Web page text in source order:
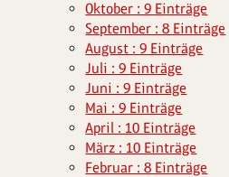
Oktober : 9 Einträge
September : 8 Einträge
August : 9 Einträge
Juli : 9 Einträge
Juni : 9 Einträge
Mai : 9 Einträge
April : 10 Einträge
März : 10 Einträge
Februar : 8 Einträge